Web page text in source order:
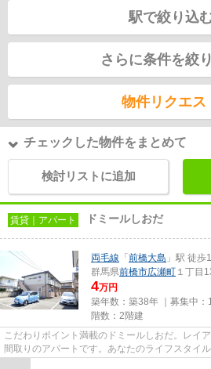
駅で絞り込
さらに条件を絞
物件リクエス
チェックした物件をまとめて
検討リストに追加
賃貸｜アパート ドミールしおだ
両毛線 「 前橋大島 」駅 徒歩
群馬県前橋市広瀬町 １丁目
4万円
築年数：築38年 ｜募集中：
階数：2階建
こだわりポイント満載のドミールしおだ。レイ
間取りのアパートです。あなたのライフスタイ